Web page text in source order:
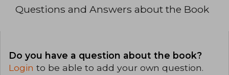
Questions and Answers about the Book
Do you have a question about the book?
Login to be able to add your own question.